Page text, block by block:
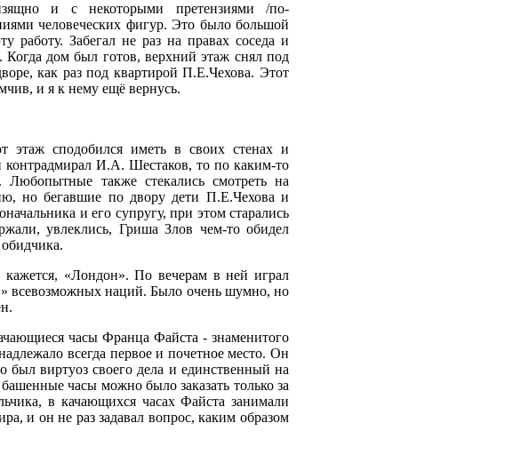
и с некоторыми претензиями /по-
человеческих фигур. Это было большой
работу. Забегал не раз на правах соседа и
дом был готов, верхний этаж снял под
как раз под квартирой П.Е.Чехова. Этот
и я к нему ещё вернусь.
сподобился иметь в своих стенах и
контрадмирал И.А. Шестаков, то по каким-то
также стекались смотреть на
но бегавшие по двору дети П.Е.Чехова и
и его супругу, при этом старались
увлеклись, Гриша Злов чем-то обидел
кажется, «Лондон». По вечерам в ней играл
всевозможных наций. Было очень шумно, но
часы Франца Файста - знаменитого
всегда первое и почетное место. Он
был виртуоз своего дела и единственный на
часы можно было заказать только за
в качающихся часах Файста занимали
и он не раз задавал вопрос, каким образом